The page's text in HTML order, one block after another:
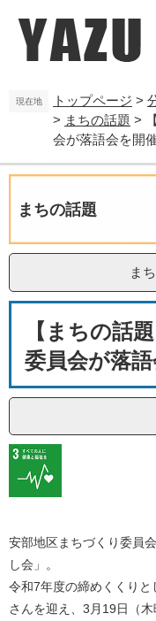
本
現在地 トップページ >
> まちの話題 >
会が落語会を開
まちの話題
ま
【まちの話
委員会が落
安部地区まちづくり委員
し会」。
令和7年度の締めくくり
さんを迎え、3月19日（